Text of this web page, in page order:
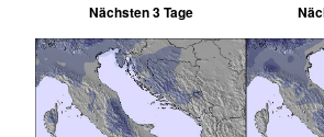
Nächsten 3 Tage